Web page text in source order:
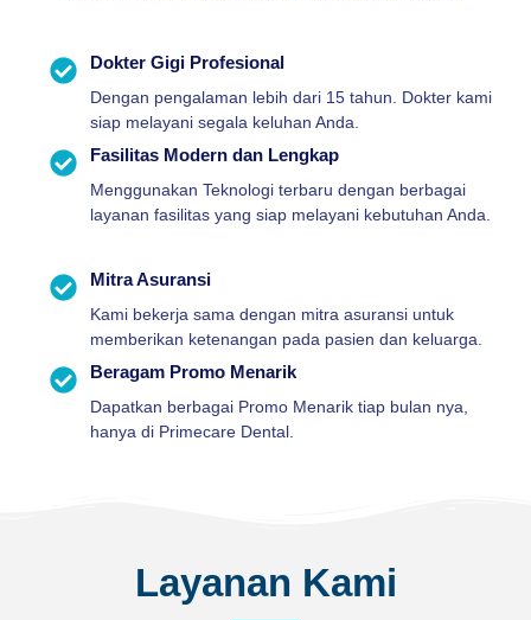
Dokter Gigi Profesional
Dengan pengalaman lebih dari 15 tahun. Dokter kami
siap melayani segala keluhan Anda.
Fasilitas Modern dan Lengkap
Menggunakan Teknologi terbaru dengan berbagai
layanan fasilitas yang siap melayani kebutuhan Anda.
Mitra Asuransi
Kami bekerja sama dengan mitra asuransi untuk
memberikan ketenangan pada pasien dan keluarga.
Beragam Promo Menarik
Dapatkan berbagai Promo Menarik tiap bulan nya,
hanya di Primecare Dental.
Layanan Kami